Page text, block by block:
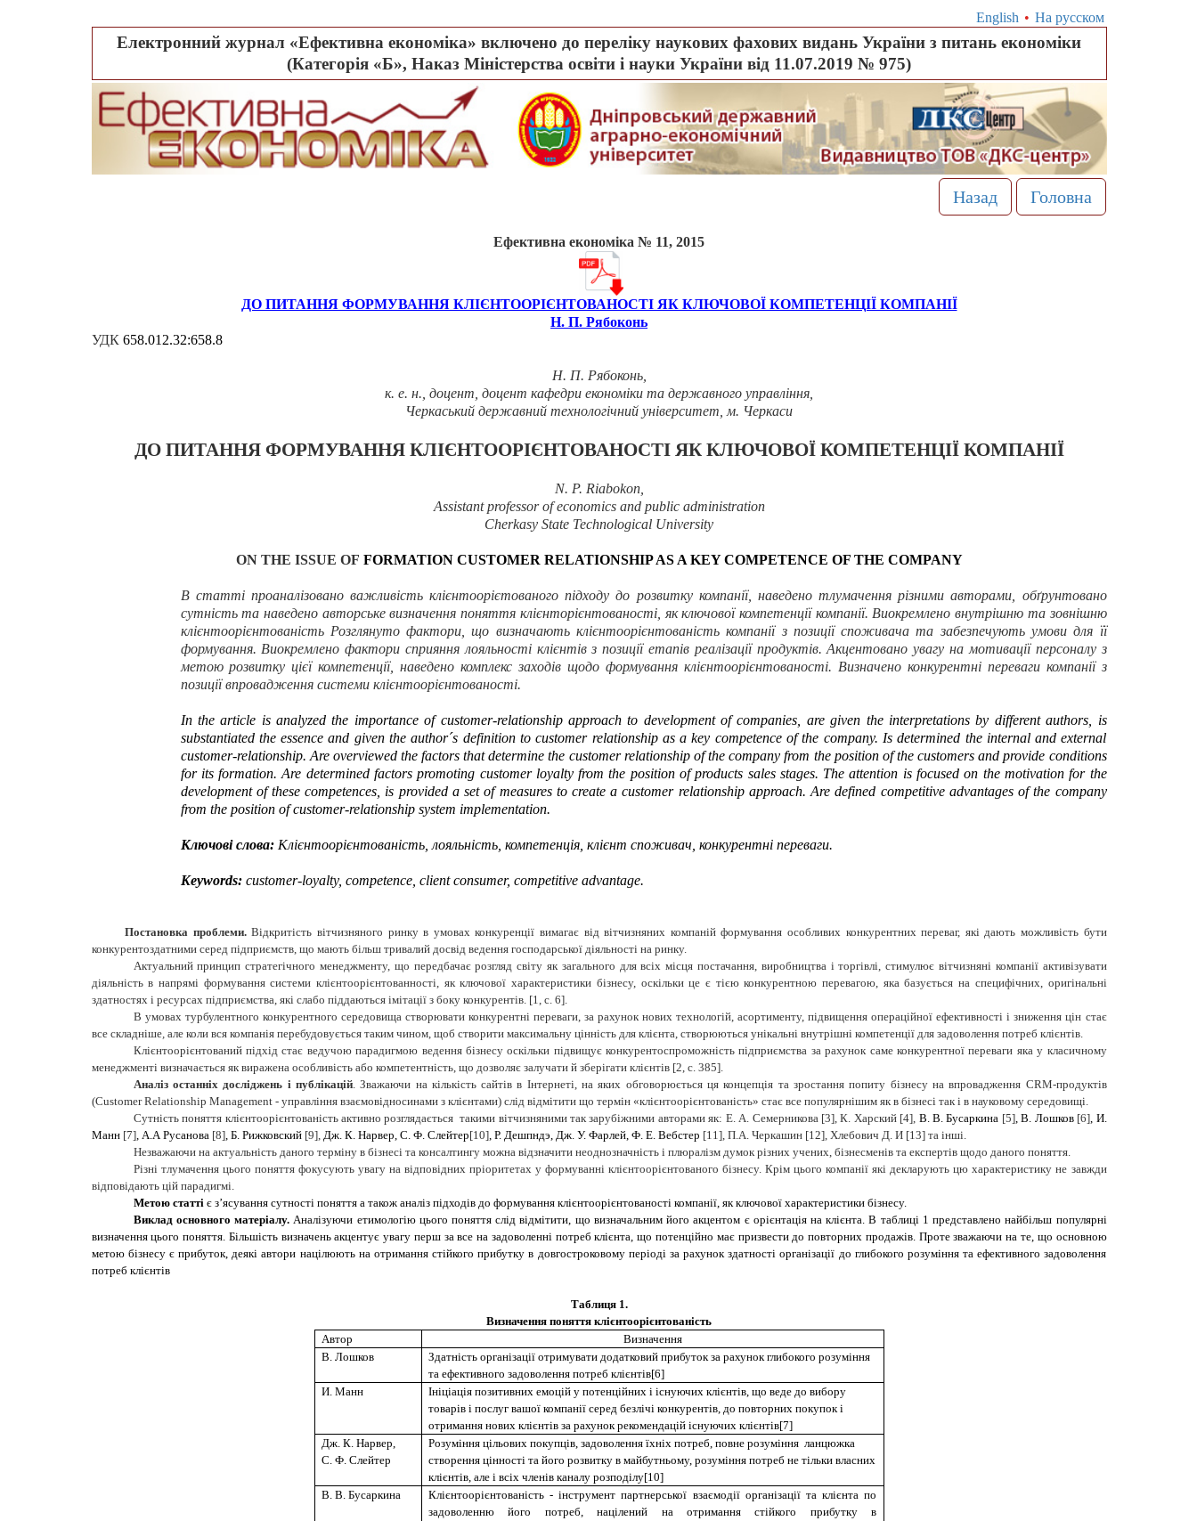
English • На русском
Електронний журнал «Ефективна економіка» включено до переліку наукових фахових видань України з питань економіки
(Категорія «Б», Наказ Міністерства освіти і науки України від 11.07.2019 № 975)
Назад Головна
Ефективна економіка № 11, 2015
ДО ПИТАННЯ ФОРМУВАННЯ КЛІЄНТООРІЄНТОВАНОСТІ ЯК КЛЮЧОВОЇ КОМПЕТЕНЦІЇ КОМПАНІЇ
Н. П. Рябоконь
УДК 658.012.32:658.8
Н. П. Рябоконь,
к. е. н., доцент, доцент кафедри економіки та державного управління,
Черкаський державний технологічний університет, м. Черкаси
ДО ПИТАННЯ ФОРМУВАННЯ КЛІЄНТООРІЄНТОВАНОСТІ ЯК КЛЮЧОВОЇ КОМПЕТЕНЦІЇ КОМПАНІЇ
N. P. Riabokon,
Assistant professor of economics and public administration
Cherkasy State Technological University
ON THE ISSUE OF FORMATION CUSTOMER RELATIONSHIP AS A KEY COMPETENCE OF THE COMPANY
В статті проаналізовано важливість клієнтоорієтованого підходу до розвитку компанії, наведено тлумачення різними авторами, обґрунтовано
сутність та наведено авторське визначення поняття клієнторієнтованості, як ключової компетенції компанії. Виокремлено внутрішню та зовнішню
клієнтоорієнтованість Розглянуто фактори, що визначають клієнтоорієнтованість компанії з позиції споживача та забезпечують умови для її
формування. Виокремлено фактори сприяння лояльності клієнтів з позиції етапів реалізації продуктів. Акцентовано увагу на мотивації персоналу з
метою розвитку цієї компетенції, наведено комплекс заходів щодо формування клієнтоорієнтованості. Визначено конкурентні переваги компанії з
позиції впровадження системи клієнтоорієнтованості.
In the article is analyzed the importance of customer-relationship approach to development of companies, are given the interpretations by different authors, is
substantiated the essence and given the author´s definition to customer relationship as a key competence of the company. Is determined the internal and external
customer-relationship. Are overviewed the factors that determine the customer relationship of the company from the position of the customers and provide conditions
for its formation. Are determined factors promoting customer loyalty from the position of products sales stages. The attention is focused on the motivation for the
development of these competences, is provided a set of measures to create a customer relationship approach. Are defined competitive advantages of the company
from the position of customer-relationship system implementation.
Ключові слова: Клієнтоорієнтованість, лояльність, компетенція, клієнт споживач, конкурентні переваги.
Keywords:customer-loyalty, competence, client consumer, competitive advantage.
Постановка проблеми.Відкритість вітчизняного ринку в умовах конкуренції вимагає від вітчизняних компаній формування особливих конкурентних переваг, які дають можливість бути
конкурентоздатними серед підприємств, що мають більш тривалий досвід ведення господарської діяльності на ринку.
Актуальний принцип стратегічного менеджменту, що передбачає розгляд світу як загального для всіх місця постачання, виробництва і торгівлі, стимулює вітчизняні компанії активізувати
діяльність в напрямі формування системи клієнтоорієнтованності, як ключової характеристики бізнесу, оскільки це є тією конкурентною перевагою, яка базується на специфічних, оригінальні
здатностях і ресурсах підприємства, які слабо піддаються імітації з боку конкурентів. [1, с. 6].
В умовах турбулентного конкурентного середовища створювати конкурентні переваги, за рахунок нових технологій, асортименту, підвищення операційної ефективності і зниження цін стає
все складніше,але коли вся компанія перебудовується таким чином, щоб створити максимальну цінність для клієнта, створюються унікальні внутрішні компетенції для задоволення потреб клієнтів.
Клієнтоорієнтований підхід стає ведучою парадигмою ведення бізнесу оскільки підвищує конкурентоспроможність підприємства за рахунок саме конкурентної переваги яка у класичному
менеджменті визначається як виражена особливість або компетентність, що дозволяє залучати й зберігати клієнтів [2, с. 385].
Аналіз останніх досліджень і публікацій. Зважаючи на кількість сайтів в Інтернеті, на яких обговорюється ця концепція та зростання попиту бізнесу на впровадження CRM-продуктів
(Customer Relationship Management - управління взаємовідносинами з клієнтами) слід відмітити що термін «клієнтоорієнтованість» стає все популярнішим як в бізнесі так і в науковому середовищі.
Сутність поняття клієнтоорієнтованість активно розглядається такими вітчизняними так зарубіжними авторами як: Е. А. Семерникова [3], К. Харский [4], В. В. Бусаркина [5], В. Лошков [6], И.
Манн [7], А.А Русанова[8], Б. Рижковский[9],Дж. К. Нарвер, С. Ф. Слейтер[10], Р. Дешпндэ, Дж. У. Фарлей, Ф. Е. Вебстер [11], П.А. Черкашин [12], Хлебович Д. И [13] та інші.
Незважаючи на актуальність даного терміну в бізнесі та консалтингу можна відзначити неоднозначність і плюралізм думок різних учених, бізнесменів та експертів щодо даного поняття.
Різні тлумачення цього поняття фокусують увагу на відповідних пріоритетах у формуванні клієнтоорієнтованого бізнесу. Крім цього компанії які декларують цю характеристику не завжди
відповідають цій парадигмі.
Метою статтіє з’ясування сутності поняття а також аналіз підходів до формування клієнтоорієнтованості компанії, як ключової характеристики бізнесу.
Виклад основного матеріалу. Аналізуючи етимологію цього поняття слід відмітити, що визначальним його акцентом є орієнтація на клієнта. В таблиці 1 представлено найбільш популярні
визначення цього поняття. Більшість визначень акцентує увагу перш за все на задоволенні потреб клієнта, що потенційно має призвести до повторних продажів. Проте зважаючи на те, що основною
метою бізнесу є прибуток, деякі автори націлюють на отримання стійкого прибутку в довгостроковому періоді за рахунок здатності організації до глибокого розуміння та ефективного задоволення
потреб клієнтів
Таблиця 1.
Визначення поняття клієнтоорієнтованість
Автор
Визначення
В. Лошков
Здатність організації отримувати додатковий прибуток за рахунок глибокого розуміння
та ефективного задоволення потреб клієнтів[6]
И. Манн
Ініціація позитивних емоцій у потенційних і існуючих клієнтів, що веде до вибору
товарів і послуг вашої компанії серед безлічі конкурентів, до повторних покупок і
отримання нових клієнтів за рахунок рекомендацій існуючих клієнтів[7]
Дж. К. Нарвер,
С. Ф. Слейтер
Розуміння цільових покупців, задоволення їхніх потреб, повне розуміння ланцюжка
створення цінності та його розвитку в майбутньому, розуміння потреб не тільки власних
клієнтів, але і всіх членів каналу розподілу[10]
В. В. Бусаркина
Клієнтоорієнтованість - інструмент партнерської взаємодії організації та клієнта по
задоволенню його потреб, націлений на отримання стійкого прибутку в